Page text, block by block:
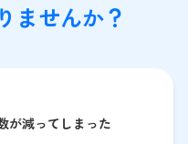
ませんか？
が減ってしまった